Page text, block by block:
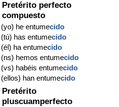
Pretérito perfecto
compuesto
(yo) he entumecido
(tú) has entumecido
(él) ha entumecido
(ns) hemos entumecido
(vs) habéis entumecido
(ellos) han entumecido
Pretérito
pluscuamperfecto